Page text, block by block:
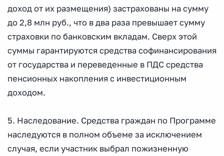
доход от их размещения) застрахованы на сумму
до 2,8 млн руб., что в два раза превышает сумму
страховки по банковским вкладам. Сверх этой
суммы гарантируются средства софинансирования
от государства и переведенные в ПДС средства
пенсионных накопления с инвестиционным
доходом.
5. Наследование. Средства граждан по Программе
наследуются в полном объеме за исключением
случая, если участник выбрал пожизненную